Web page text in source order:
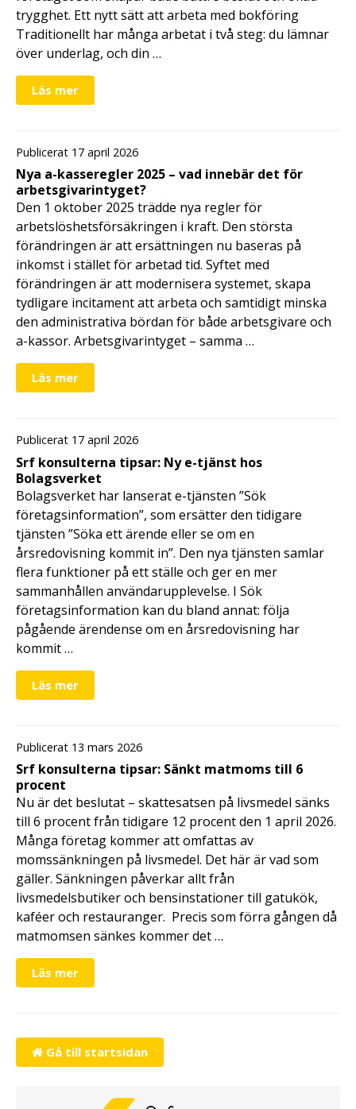
trygghet. Ett nytt sätt att arbeta med bokföring
Traditionellt har många arbetat i två steg: du lämnar
över underlag, och din …
Läs mer
Publicerat 17 april 2026
Nya a-kasseregler 2025 – vad innebär det för
arbetsgivarintyget?
Den 1 oktober 2025 trädde nya regler för
arbetslöshetsförsäkringen i kraft. Den största
förändringen är att ersättningen nu baseras på
inkomst i stället för arbetad tid. Syftet med
förändringen är att modernisera systemet, skapa
tydligare incitament att arbeta och samtidigt minska
den administrativa bördan för både arbetsgivare och
a-kassor. Arbetsgivarintyget – samma …
Läs mer
Publicerat 17 april 2026
Srf konsulterna tipsar: Ny e-tjänst hos
Bolagsverket
Bolagsverket har lanserat e-tjänsten ”Sök
företagsinformation”, som ersätter den tidigare
tjänsten ”Söka ett ärende eller se om en
årsredovisning kommit in”. Den nya tjänsten samlar
flera funktioner på ett ställe och ger en mer
sammanhållen användarupplevelse. I Sök
företagsinformation kan du bland annat: följa
pågående ärendense om en årsredovisning har
kommit …
Läs mer
Publicerat 13 mars 2026
Srf konsulterna tipsar: Sänkt matmoms till 6
procent
Nu är det beslutat – skattesatsen på livsmedel sänks
till 6 procent från tidigare 12 procent den 1 april 2026.
Många företag kommer att omfattas av
momssänkningen på livsmedel. Det här är vad som
gäller. Sänkningen påverkar allt från
livsmedelsbutiker och bensinstationer till gatukök,
kaféer och restauranger. Precis som förra gången då
matmomsen sänkes kommer det …
Läs mer
Gå till startsidan